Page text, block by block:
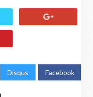
Disqus Facebook